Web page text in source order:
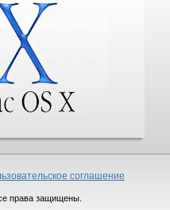
соглашение
права защищены.